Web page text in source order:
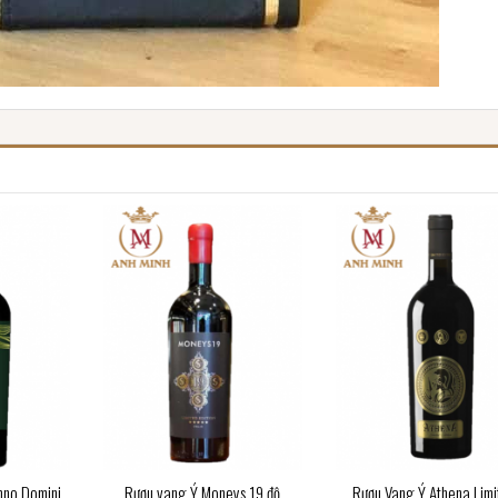
Domini Rượu vang Ý Moneys 19 độ Rượu Vang Ý Athena